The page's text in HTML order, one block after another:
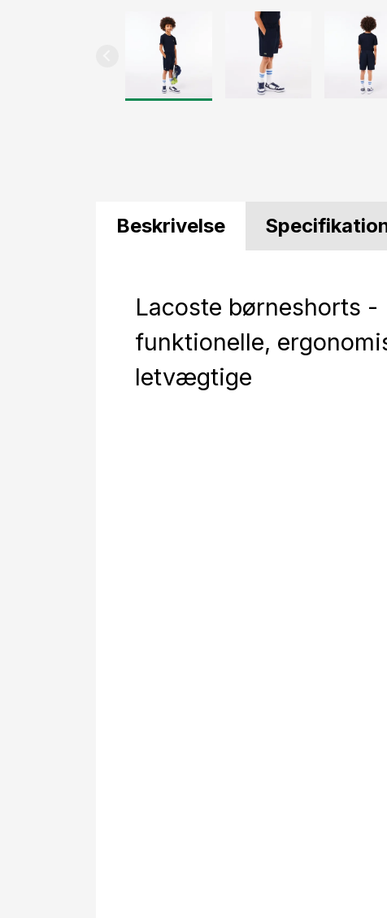
Beskrivelse
Lacoste børneshorts -
funktionelle,
letvægtige